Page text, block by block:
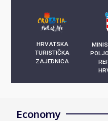
HRVATSKA
TURISTIČKA
ZAJEDNICA
Economy